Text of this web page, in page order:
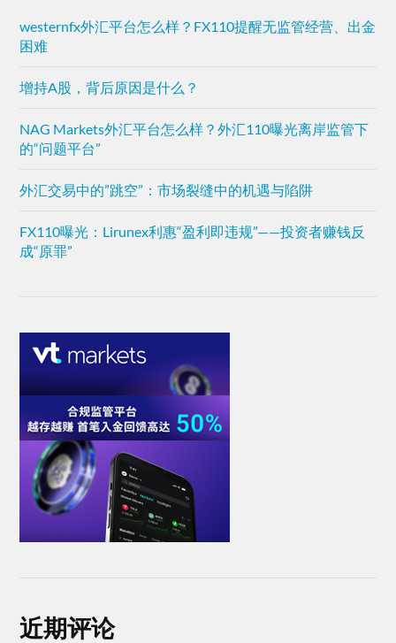
westernfx外汇平台怎么样？FX110提醒无监管经营、出金
困难
增持A股，背后原因是什么？
NAG Markets外汇平台怎么样？外汇110曝光离岸监管下
的“问题平台”
外汇交易中的”跳空”：市场裂缝中的机遇与陷阱
FX110曝光：Lirunex利惠“盈利即违规”——投资者赚钱反
成“原罪”
近期评论